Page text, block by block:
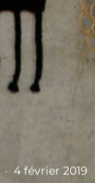
· 4 février 2019